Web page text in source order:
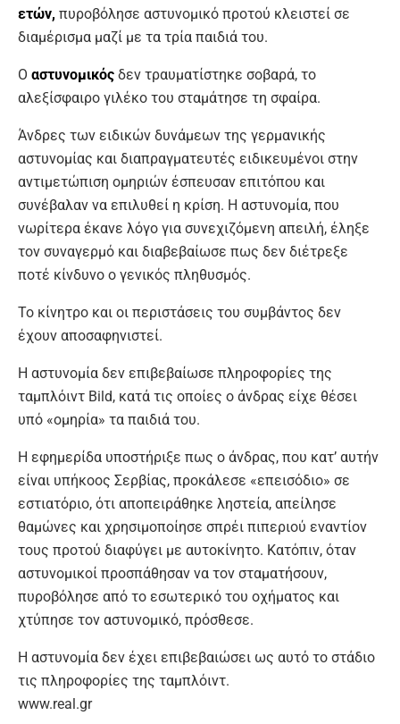
ετών, πυροβόλησε αστυνομικό προτού κλειστεί σε
διαμέρισμα μαζί με τα τρία παιδιά του.
Ο αστυνομικός δεν τραυματίστηκε σοβαρά, το
αλεξίσφαιρο γιλέκο του σταμάτησε τη σφαίρα.
Άνδρες των ειδικών δυνάμεων της γερμανικής
αστυνομίας και διαπραγματευτές ειδικευμένοι στην
αντιμετώπιση ομηριών έσπευσαν επιτόπου και
συνέβαλαν να επιλυθεί η κρίση. Η αστυνομία, που
νωρίτερα έκανε λόγο για συνεχιζόμενη απειλή, έληξε
τον συναγερμό και διαβεβαίωσε πως δεν διέτρεξε
ποτέ κίνδυνο ο γενικός πληθυσμός.
Το κίνητρο και οι περιστάσεις του συμβάντος δεν
έχουν αποσαφηνιστεί.
Η αστυνομία δεν επιβεβαίωσε πληροφορίες της
ταμπλόιντ Bild, κατά τις οποίες ο άνδρας είχε θέσει
υπό «ομηρία» τα παιδιά του.
Η εφημερίδα υποστήριξε πως ο άνδρας, που κατ’ αυτήν
είναι υπήκοος Σερβίας, προκάλεσε «επεισόδιο» σε
εστιατόριο, ότι αποπειράθηκε ληστεία, απείλησε
θαμώνες και χρησιμοποίησε σπρέι πιπεριού εναντίον
τους προτού διαφύγει με αυτοκίνητο. Κατόπιν, όταν
αστυνομικοί προσπάθησαν να τον σταματήσουν,
πυροβόλησε από το εσωτερικό του οχήματος και
χτύπησε τον αστυνομικό, πρόσθεσε.
Η αστυνομία δεν έχει επιβεβαιώσει ως αυτό το στάδιο
τις πληροφορίες της ταμπλόιντ.
www.real.gr